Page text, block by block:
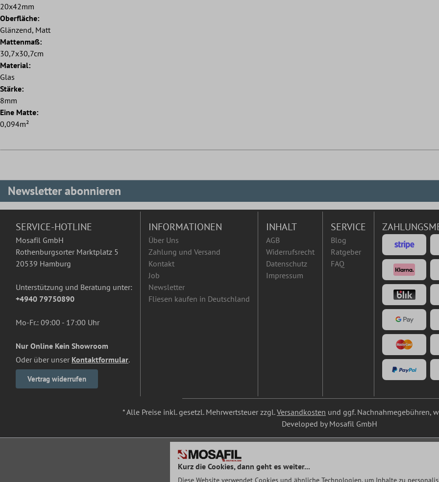
20x42mm
Oberfläche:
Glänzend, Matt
Mattenmaß:
30,7x30,7cm
Material:
Glas
Stärke:
8mm
Eine Matte:
0,094m²
Newsletter abonnieren
SERVICE-HOTLINE
Mosafil GmbH
Rothenburgsorter Marktplatz 5
20539 Hamburg
Unterstützung und Beratung unter:
+4940 79750890
Mo-Fr.: 09:00 - 17:00 Uhr
Nur Online Kein Showroom
Oder über unser Kontaktformular.
Vertrag widerrufen
INFORMATIONEN
Über Uns
Zahlung und Versand
Kontakt
Job
Newsletter
Fliesen kaufen in Deutschland
INHALT
AGB
Widerrufsrecht
Datenschutz
Impressum
SERVICE
Blog
Ratgeber
FAQ
* Alle Preise inkl. gesetzl. Mehrwertsteuer zzgl.Versandkosten und ggf. Nachnahmegebühren,
Developed by Mosafil GmbH
Kurz die Cookies, dann geht es weiter...
Diese Website verwendet Cookies und ähnliche Technologien, um Inhalte zu